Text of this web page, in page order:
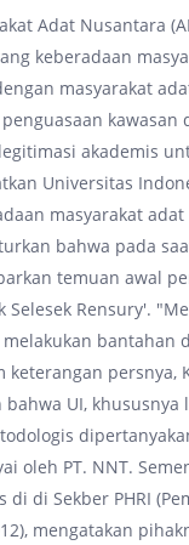
Adat Nusantara
keberadaan
masyarakat
kawasan
akademis
Universitas
masyarakat adat
bahwa pada
temuan awal
Selesek Rensury'.
melakukan
keterangan persnya,
bahwa UI,
oleh PT. NNT.
di di Sekber PHRI
mengatakan